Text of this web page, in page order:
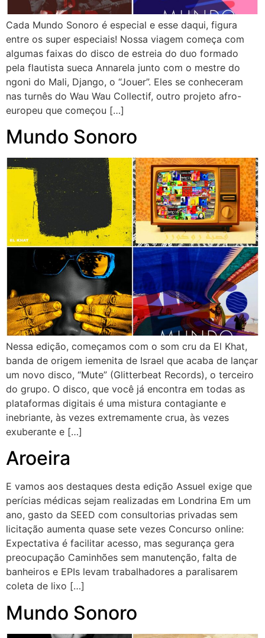
Cada Mundo Sonoro é especial e esse daqui, figura
entre os super especiais! Nossa viagem começa com
algumas faixas do disco de estreia do duo formado
pela flautista sueca Annarela junto com o mestre do
ngoni do Mali, Django, o “Jouer”. Eles se conheceram
nas turnês do Wau Wau Collectif, outro projeto afro-
europeu que começou […]
Mundo Sonoro
Nessa edição, começamos com o som cru da El Khat,
banda de origem iemenita de Israel que acaba de lançar
um novo disco, “Mute” (Glitterbeat Records), o terceiro
do grupo. O disco, que você já encontra em todas as
plataformas digitais é uma mistura contagiante e
inebriante, às vezes extremamente crua, às vezes
exuberante e […]
Aroeira
E vamos aos destaques desta edição Assuel exige que
perícias médicas sejam realizadas em Londrina Em um
ano, gasto da SEED com consultorias privadas sem
licitação aumenta quase sete vezes Concurso online:
Expectativa é facilitar acesso, mas segurança gera
preocupação Caminhões sem manutenção, falta de
banheiros e EPIs levam trabalhadores a paralisarem
coleta de lixo […]
Mundo Sonoro